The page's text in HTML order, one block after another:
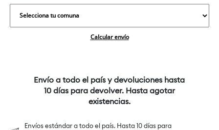
Calcular envío
Envío a todo el país y devoluciones hasta
10 días para devolver. Hasta agotar
existencias.
Envíos estándar a todo el país. Hasta 10 días para